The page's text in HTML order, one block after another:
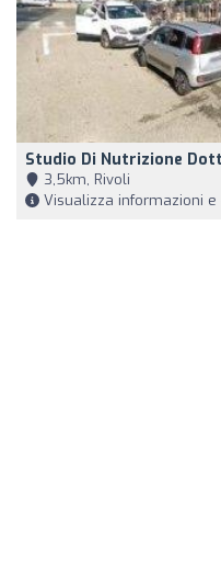
Studio Di Nutrizione
3,5km, Rivoli
Visualizza informazioni e